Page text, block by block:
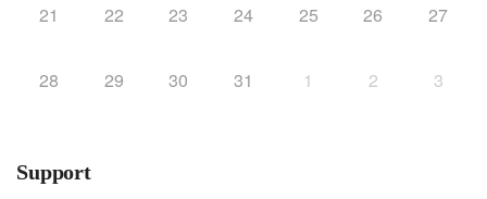
21 22 23 24 25 26 27
28 29 30 31 1 2 3
Support